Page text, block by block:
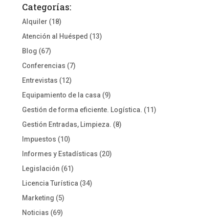
Categorías:
Alquiler (18)
Atención al Huésped (13)
Blog (67)
Conferencias (7)
Entrevistas (12)
Equipamiento de la casa (9)
Gestión de forma eficiente. Logística. (11)
Gestión Entradas, Limpieza. (8)
Impuestos (10)
Informes y Estadísticas (20)
Legislación (61)
Licencia Turística (34)
Marketing (5)
Noticias (69)